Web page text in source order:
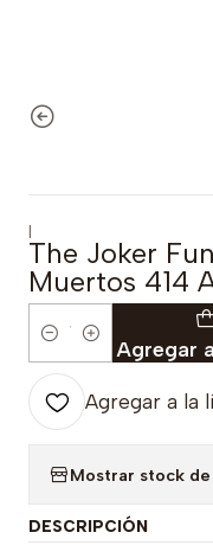
|
The Joker
Muertos 414
Cantidad Agregar
Agregar a la
Mostrar stock
DESCRIPCIÓN